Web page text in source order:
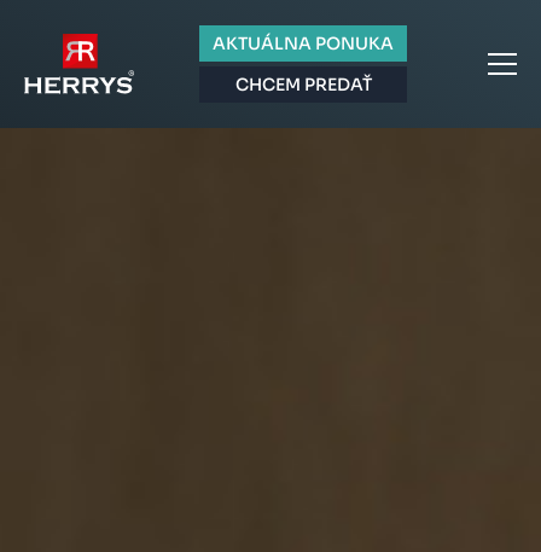
AKTUÁLNA PONUKA
CHCEM PREDAŤ